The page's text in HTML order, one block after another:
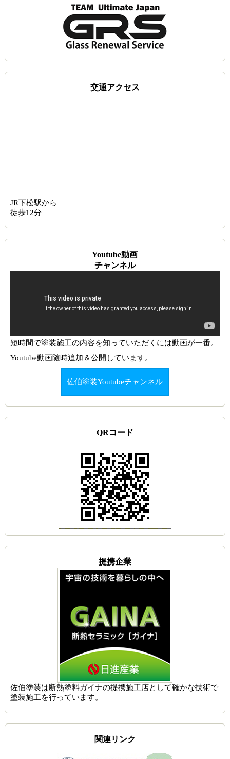
交通アクセス
JR下松駅から
徒歩12分
Youtube動画
チャンネル
短時間で塗装施工の内容を知っていただくには動画が一番。
Youtube動画随時追加＆公開しています。
佐伯塗装Youtubeチャンネル
QRコード
提携企業
佐伯塗装は断熱塗料ガイナの提携施工店として確かな技術で
塗装施工を行っています。
関連リンク